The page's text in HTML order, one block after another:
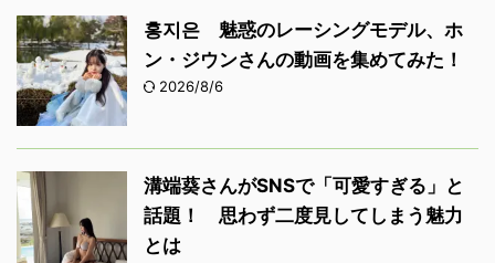
홍지은 魅惑のレーシングモデル、ホ
ン・ジウンさんの動画を集めてみた！
2026/8/6
溝端葵さんがSNSで「可愛すぎる」と
話題！ 思わず二度見してしまう魅力
とは